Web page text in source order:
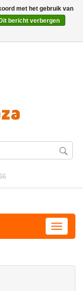
met het gebruik van
Dit bericht verbergen